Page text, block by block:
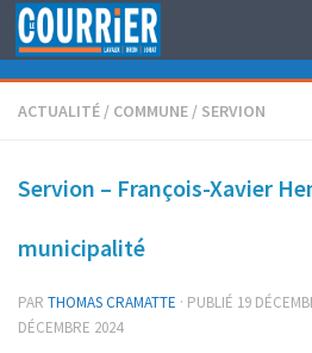
Au dessous du contenu
ACTUALITÉ / COMMUNE / SERVION
Servion – François-Xavier
municipalité
PAR THOMAS CRAMATTE · PUBLIÉ 19
DÉCEMBRE 2024